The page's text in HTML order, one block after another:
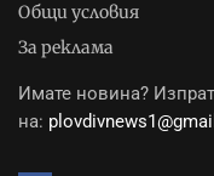
Общи условия
За реклама
Имате новина?
на: